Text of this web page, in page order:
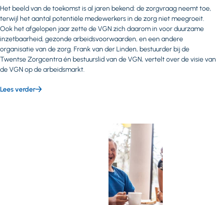
Het beeld van de toekomst is al jaren bekend: de zorgvraag neemt toe,
terwijl het aantal potentiële medewerkers in de zorg niet meegroeit.
Ook het afgelopen jaar zette de VGN zich daarom in voor duurzame
inzetbaarheid, gezonde arbeidsvoorwaarden, en een andere
organisatie van de zorg. Frank van der Linden, bestuurder bij de
Twentse Zorgcentra én bestuurslid van de VGN, vertelt over de visie van
de VGN op de arbeidsmarkt.
Lees verder